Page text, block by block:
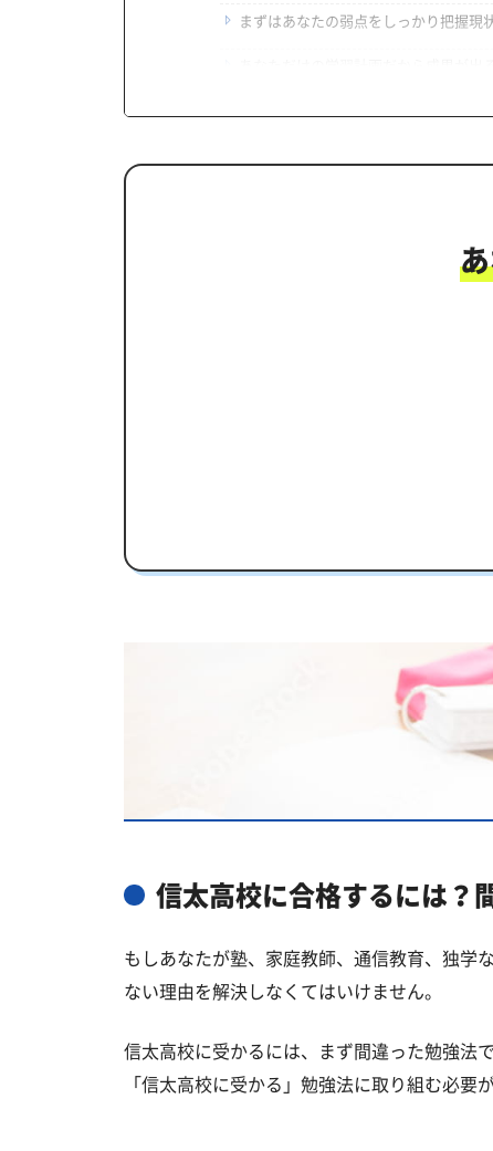
まずはあなたの弱点をしっかり把握現
あなただけの学習計画だから成果が
一人でも安心、学習相談
生徒にピッタリ合った「信太高校
カリキュラムや料金についてお気
信太高校卒業生の主な大学進学実績
和泉市の他の公立高校
信太高校に合格するには？
もしあなたが塾、家庭教師、通信教育、独学
ない理由を解決しなくてはいけません。
信太高校に受かるには、まず間違った勉強法
「信太高校に受かる」勉強法に取り組む必